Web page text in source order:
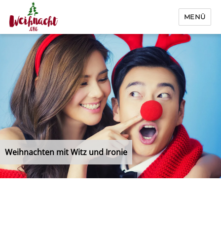
Weihnacht.org
MENÜ
Weihnachten mit Witz und Ironie